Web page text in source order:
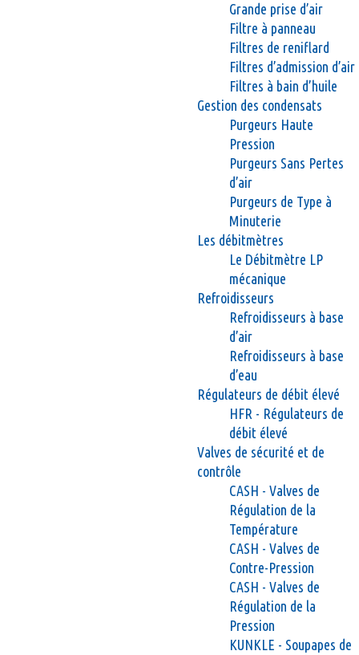
Grande prise d’air
Filtre à panneau
Filtres de reniflard
Filtres d’admission d’air
Filtres à bain d’huile
Gestion des condensats
Purgeurs Haute
Pression
Purgeurs Sans Pertes
d’air
Purgeurs de Type à
Minuterie
Les débitmètres
Le Débitmètre LP
mécanique
Refroidisseurs
Refroidisseurs à base
d’air
Refroidisseurs à base
d’eau
Régulateurs de débit élevé
HFR - Régulateurs de
débit élevé
Valves de sécurité et de
contrôle
CASH - Valves de
Régulation de la
Température
CASH - Valves de
Contre-Pression
CASH - Valves de
Régulation de la
Pression
KUNKLE - Soupapes de